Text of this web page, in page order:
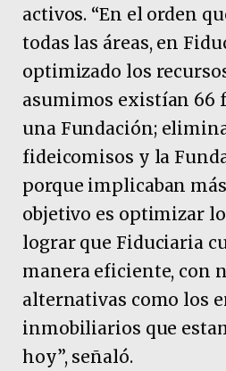
activos. “En el orden
todas las áreas, en
optimizado los
asumimos existían 66
una Fundación;
fideicomisos y la
porque implicaban
objetivo es optimizar
lograr que Fiduciaria
manera eficiente, con
alternativas como los
inmobiliarios que
hoy”, señaló.